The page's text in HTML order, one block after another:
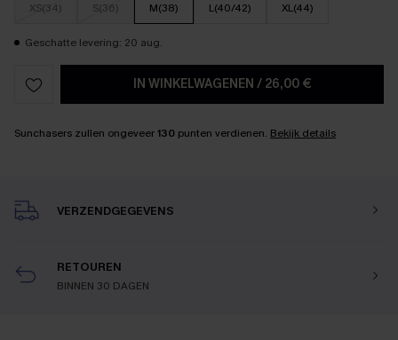
XS(34) S(36) M(38) L(40/42) XL(44)
Geschatte levering: 20 aug.
IN WINKELWAGENEN / 26,00 €
Sunchasers zullen ongeveer130 punten verdienen. Bekijk details
VERZENDGEGEVENS
RETOUREN
BINNEN 30 DAGEN